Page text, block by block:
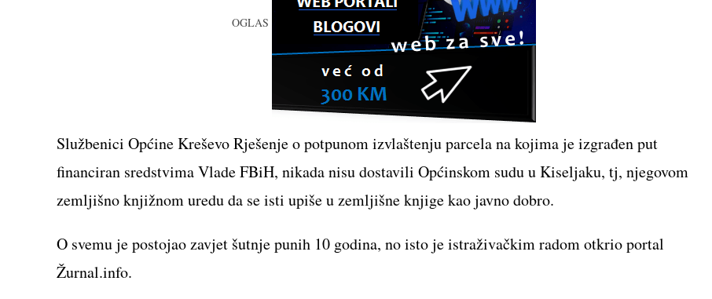
OGLAS
Službenici Općine Kreševo Rješenje o potpunom izvlaštenju parcela na kojima je izgrađen put
financiran sredstvima Vlade FBiH, nikada nisu dostavili Općinskom sudu u Kiseljaku, tj, njegovom
zemljišno knjižnom uredu da se isti upiše u zemljišne knjige kao javno dobro.
O svemu je postojao zavjet šutnje punih 10 godina, no isto je istraživačkim radom otkrio portal
Žurnal.info.